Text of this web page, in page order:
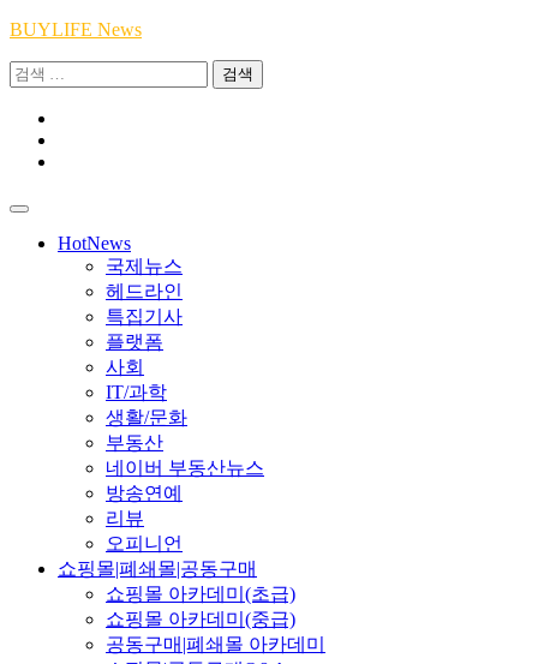
Skip
content
BUYLIFE News
검
HotNews
국제뉴스
헤드라인
특집기사
플랫폼
사회
IT/과학
생활/문화
부동산
네이버 부동산뉴스
방송연예
리뷰
오피니언
쇼핑몰|폐쇄몰|공동구매
쇼핑몰 아카데미(초급)
쇼핑몰 아카데미(중급)
공동구매|폐쇄몰 아카데미